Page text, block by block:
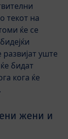
текот на
ќе се
уште
бидат
кога ќе
жени и